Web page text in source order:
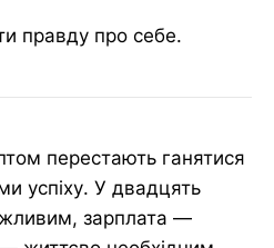
правду про себе.
перестають ганятися
успіху. У двадцять
зарплата —